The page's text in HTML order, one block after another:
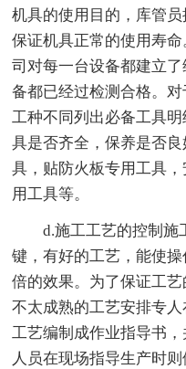
机具的使用目的，库管
保证机具正常的使用寿
司对每一台设备都建立
备都已经过检测合格。
工种不同列出必备工具
具是否齐全，保养是否
具，贴防火板专用工具
用工具等。
d.施工工艺的控制施
键，有好的工艺，能使
倍的效果。为了保证工
不太成熟的工艺安排专
工艺编制成作业指导书
人员在现场指导生产时